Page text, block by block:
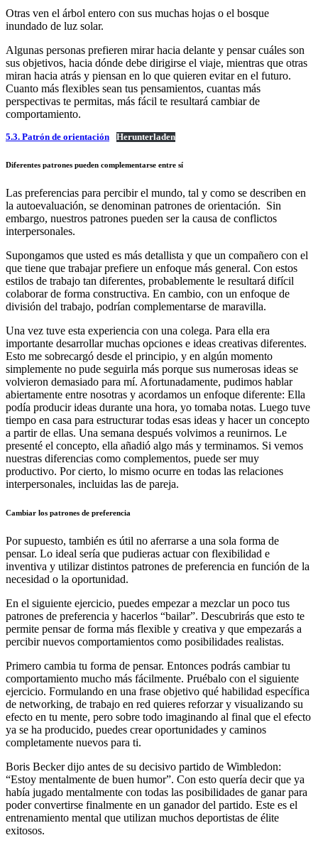
Otras ven el árbol entero con sus muchas hojas o el bosque
inundado de luz solar.
Algunas personas prefieren mirar hacia delante y pensar cuáles son
sus objetivos, hacia dónde debe dirigirse el viaje, mientras que otras
miran hacia atrás y piensan en lo que quieren evitar en el futuro.
Cuanto más flexibles sean tus pensamientos, cuantas más
perspectivas te permitas, más fácil te resultará cambiar de
comportamiento.
5.3. Patrón de orientación Herunterladen
Diferentes patrones pueden complementarse entre sí
Las preferencias para percibir el mundo, tal y como se describen en
la autoevaluación, se denominan patrones de orientación. Sin
embargo, nuestros patrones pueden ser la causa de conflictos
interpersonales.
Supongamos que usted es más detallista y que un compañero con el
que tiene que trabajar prefiere un enfoque más general. Con estos
estilos de trabajo tan diferentes, probablemente le resultará difícil
colaborar de forma constructiva. En cambio, con un enfoque de
división del trabajo, podrían complementarse de maravilla.
Una vez tuve esta experiencia con una colega. Para ella era
importante desarrollar muchas opciones e ideas creativas diferentes.
Esto me sobrecargó desde el principio, y en algún momento
simplemente no pude seguirla más porque sus numerosas ideas se
volvieron demasiado para mí. Afortunadamente, pudimos hablar
abiertamente entre nosotras y acordamos un enfoque diferente: Ella
podía producir ideas durante una hora, yo tomaba notas. Luego tuve
tiempo en casa para estructurar todas esas ideas y hacer un concepto
a partir de ellas. Una semana después volvimos a reunirnos. Le
presenté el concepto, ella añadió algo más y terminamos. Si vemos
nuestras diferencias como complementos, puede ser muy
productivo. Por cierto, lo mismo ocurre en todas las relaciones
interpersonales, incluidas las de pareja.
Cambiar los patrones de preferencia
Por supuesto, también es útil no aferrarse a una sola forma de
pensar. Lo ideal sería que pudieras actuar con flexibilidad e
inventiva y utilizar distintos patrones de preferencia en función de la
necesidad o la oportunidad.
En el siguiente ejercicio, puedes empezar a mezclar un poco tus
patrones de preferencia y hacerlos “bailar”. Descubrirás que esto te
permite pensar de forma más flexible y creativa y que empezarás a
percibir nuevos comportamientos como posibilidades realistas.
Primero cambia tu forma de pensar. Entonces podrás cambiar tu
comportamiento mucho más fácilmente. Pruébalo con el siguiente
ejercicio. Formulando en una frase objetivo qué habilidad específica
de networking, de trabajo en red quieres reforzar y visualizando su
efecto en tu mente, pero sobre todo imaginando al final que el efecto
ya se ha producido, puedes crear oportunidades y caminos
completamente nuevos para ti.
Boris Becker dijo antes de su decisivo partido de Wimbledon:
“Estoy mentalmente de buen humor”. Con esto quería decir que ya
había jugado mentalmente con todas las posibilidades de ganar para
poder convertirse finalmente en un ganador del partido. Este es el
entrenamiento mental que utilizan muchos deportistas de élite
exitosos.